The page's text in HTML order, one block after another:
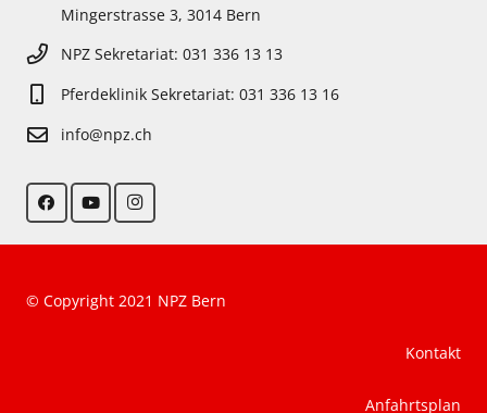
Mingerstrasse 3, 3014 Bern
NPZ Sekretariat: 031 336 13 13
Pferdeklinik Sekretariat: 031 336 13 16
info@npz.ch
© Copyright 2021 NPZ Bern
Kontakt
Anfahrtsplan